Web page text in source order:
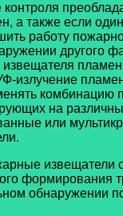
а также если
работу
другого
излучение
комбинацию
на
или
извещатели
формирования
обнаружении